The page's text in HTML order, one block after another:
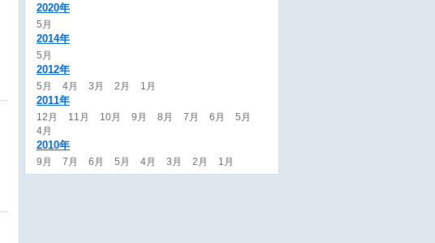
2020年
5月
2014年
5月
2012年
5月 4月 3月 2月 1月
2011年
12月 11月 10月 9月 8月 7月 6月
5月
4月
2010年
9月 7月 6月 5月 4月 3月 2月 1月